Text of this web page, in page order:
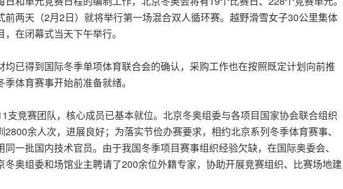
两天（2月2日）就将举行第一场混合双人循环赛。越野滑雪女子30公里集体
在闭幕式当天下午举行。
已得到国际冬季单项体育联合会的确认，采购工作也在按照既定计划向前推
体育赛事开始前准备就绪。
支竞赛团队，核心成员已基本就位。北京冬奥组委与各项目国家协会联合组织
余人次，进展良好；为落实节俭办赛要求，相约北京系列冬季体育赛事、
一批国内技术官员。由于我国冬季项目赛事组织经验欠缺，在国际奥委会、
奥组委和场馆业主聘请了200余位外籍专家，协助开展竞赛组织、比赛场地建